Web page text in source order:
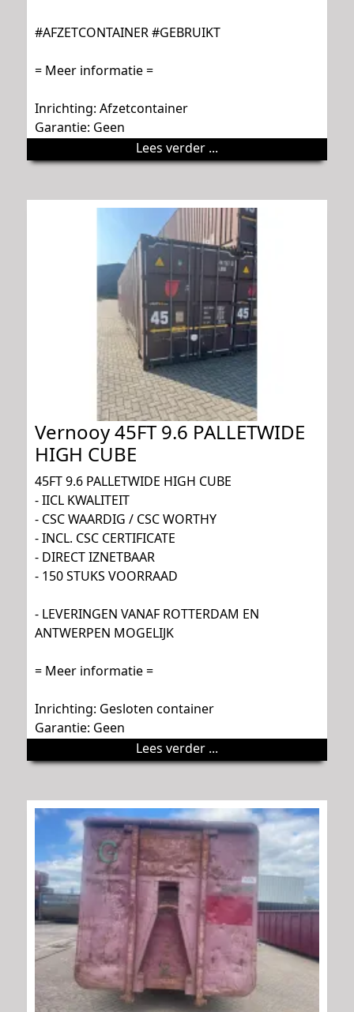
#AFZETCONTAINER #GEBRUIKT
= Meer informatie =
Inrichting: Afzetcontainer
Garantie: Geen
Lees verder ...
Vernooy 45FT 9.6 PALLETWIDE
HIGH CUBE
45FT 9.6 PALLETWIDE HIGH CUBE
- IICL KWALITEIT
- CSC WAARDIG / CSC WORTHY
- INCL. CSC CERTIFICATE
- DIRECT IZNETBAAR
- 150 STUKS VOORRAAD
- LEVERINGEN VANAF ROTTERDAM EN
ANTWERPEN MOGELIJK
= Meer informatie =
Inrichting: Gesloten container
Garantie: Geen
Lees verder ...